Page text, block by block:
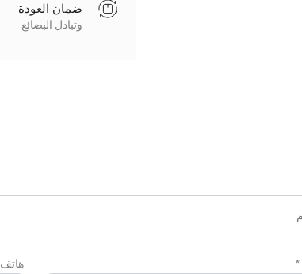
ضمان العودة
وتبادل البضائع
* هاتف